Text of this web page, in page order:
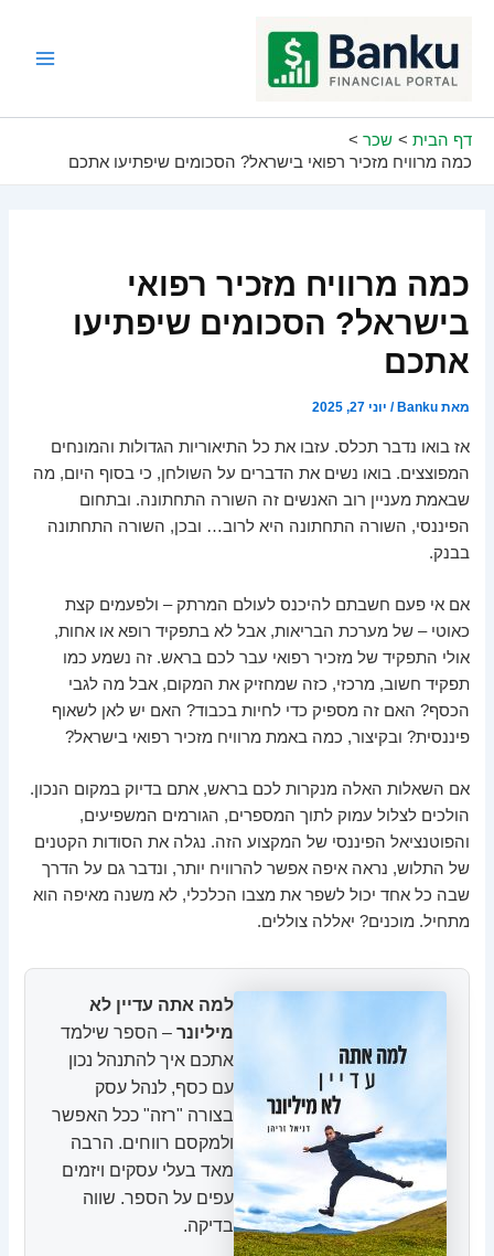
דף הבית
שכר
כמה מרוויח מזכיר רפואי בישראל? הסכומים שיפתיעו אתכם
כמה מרוויח מזכיר רפואי
בישראל? הסכומים שיפתיעו
אתכם
מאתBanku
/ יוני 27, 2025
אז בואו נדבר תכלס. עזבו את כל התיאוריות הגדולות והמונחים
המפוצצים. בואו נשים את הדברים על השולחן, כי בסוף היום, מה
שבאמת מעניין רוב האנשים זה השורה התחתונה. ובתחום
הפיננסי, השורה התחתונה היא לרוב… ובכן, השורה התחתונה
בבנק.
אם אי פעם חשבתם להיכנס לעולם המרתק – ולפעמים קצת
כאוטי – של מערכת הבריאות, אבל לא בתפקיד רופא או אחות,
אולי התפקיד של מזכיר רפואי עבר לכם בראש. זה נשמע כמו
תפקיד חשוב, מרכזי, כזה שמחזיק את המקום, אבל מה לגבי
הכסף? האם זה מספיק כדי לחיות בכבוד? האם יש לאן לשאוף
פיננסית? ובקיצור, כמה באמת מרוויח מזכיר רפואי בישראל?
אם השאלות האלה מנקרות לכם בראש, אתם בדיוק במקום הנכון.
הולכים לצלול עמוק לתוך המספרים, הגורמים המשפיעים,
והפוטנציאל הפיננסי של המקצוע הזה. נגלה את הסודות הקטנים
של התלוש, נראה איפה אפשר להרוויח יותר, ונדבר גם על הדרך
שבה כל אחד יכול לשפר את מצבו הכלכלי, לא משנה מאיפה הוא
מתחיל. מוכנים? יאללה צוללים.
למה אתה עדיין לא
מיליונר – הספר שילמד
אתכם איך להתנהל נכון
עם כסף, לנהל עסק
בצורה "רזה" ככל האפשר
ולמקסם רווחים. הרבה
מאד בעלי עסקים ויזמים
עפים על הספר. שווה
בדיקה.